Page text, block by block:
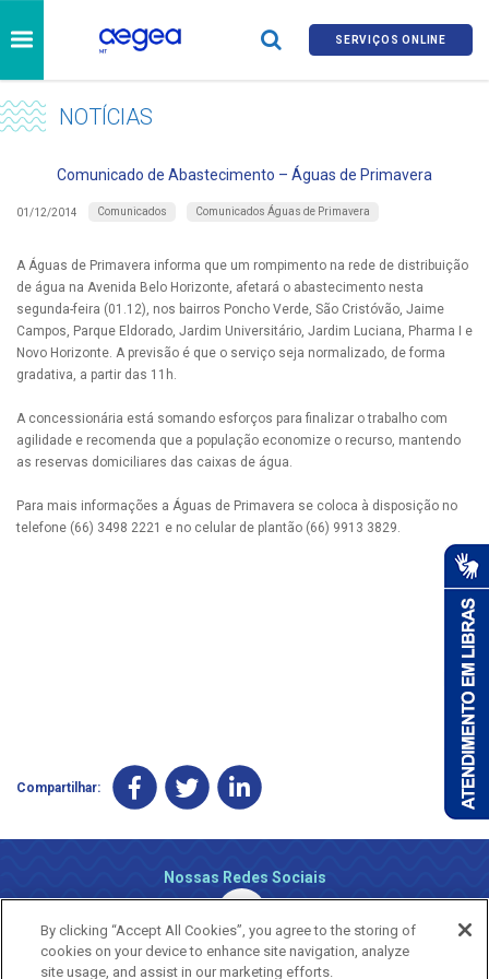
SERVIÇOS ONLINE
NOTÍCIAS
Comunicado de Abastecimento – Águas de Primavera
01/12/2014 Comunicados Comunicados Águas de Primavera
A Águas de Primavera informa que um rompimento na rede de distribuição
de água na Avenida Belo Horizonte, afetará o abastecimento nesta
segunda-feira (01.12), nos bairros Poncho Verde, São Cristóvão, Jaime
Campos, Parque Eldorado, Jardim Universitário, Jardim Luciana, Pharma I e
Novo Horizonte. A previsão é que o serviço seja normalizado, de forma
gradativa, a partir das 11h.
A concessionária está somando esforços para finalizar o trabalho com
agilidade e recomenda que a população economize o recurso, mantendo
as reservas domiciliares das caixas de água.
Para mais informações a Águas de Primavera se coloca à disposição no
telefone (66) 3498 2221 e no celular de plantão (66) 9913 3829.
Compartilhar:
Nossas Redes Sociais
By clicking “Accept All Cookies”, you agree to the storing of
cookies on your device to enhance site navigation, analyze
site usage, and assist in our marketing efforts.